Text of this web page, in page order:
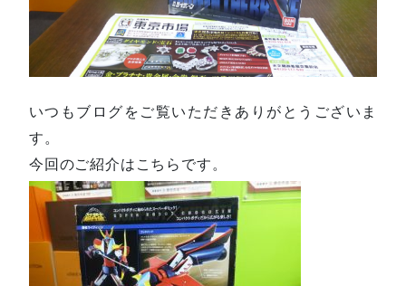
いつもブログをご覧いただきありがとうございま
す。
今回のご紹介はこちらです。